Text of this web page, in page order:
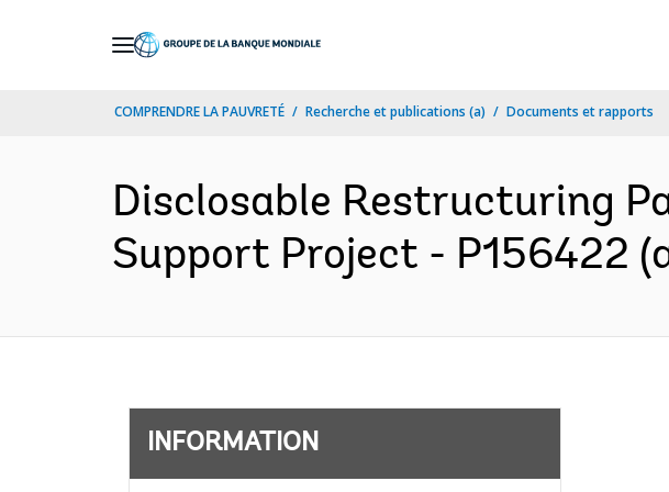
COMPRENDRE LA PAUVRETÉ Recherche et publications (a) Documents et rapports
Disclosable Restructuring
Support Project - P156422
INFORMATION